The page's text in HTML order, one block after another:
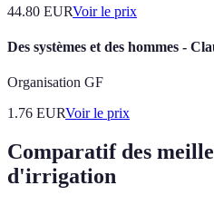
44.80 EURVoir le prix
Des systèmes et des hommes -
Organisation GF
1.76 EURVoir le prix
Comparatif des
d'irrigation